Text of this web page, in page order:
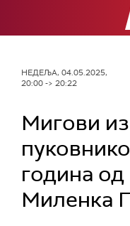
НЕДЕЉА, 04.05.2025,
20:00 -> 20:22
Мигови
година
Миленка